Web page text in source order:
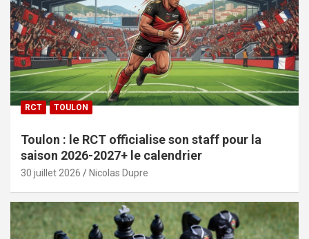
RCT TOULON
Toulon : le RCT officialise son staff pour la
saison 2026-2027+ le calendrier
30 juillet 2026 Nicolas Dupre